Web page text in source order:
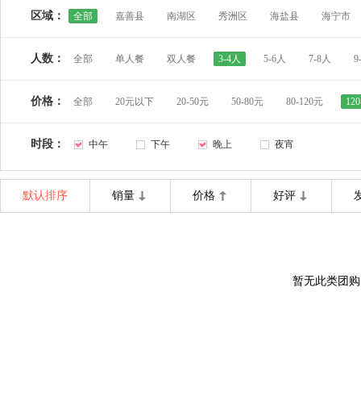
区域： 全部 嘉善县 南湖区 秀洲区 海盐县 海宁市
人数： 全部 单人餐 双人餐 3-4人 5-6人 7-8人
价格： 全部 20元以下 20-50元 50-80元 80-120元
时段： 中午 下午 晚上 夜宵
默认排序 销量 价格 好评
暂无此类团